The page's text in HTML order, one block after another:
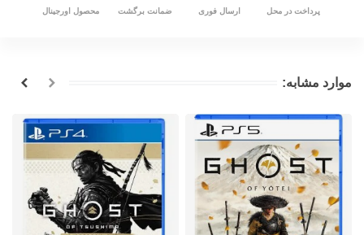
پرداخت در محل ارسال فوری ضمانت برگشت محصول اورجینال
موارد مشابه: